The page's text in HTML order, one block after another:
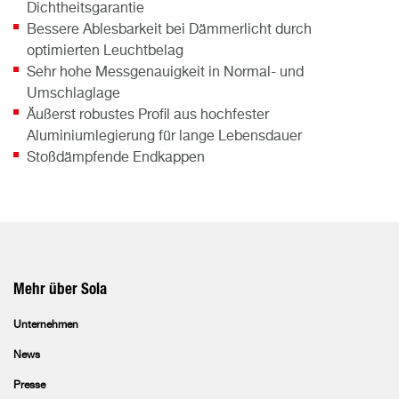
Dichtheitsgarantie
Bessere Ablesbarkeit bei Dämmerlicht durch
optimierten Leuchtbelag
Sehr hohe Messgenauigkeit in Normal- und
Umschlaglage
Äußerst robustes Profil aus hochfester
Aluminiumlegierung für lange Lebensdauer
Stoßdämpfende Endkappen
Mehr über Sola
Unternehmen
News
Presse